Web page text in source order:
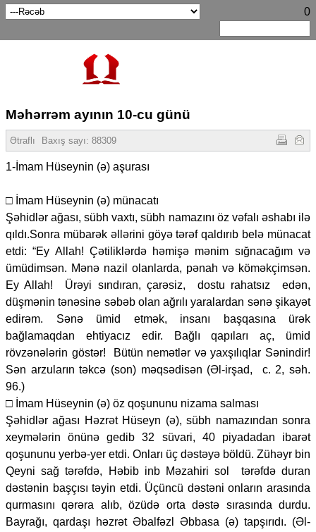
0
Məhərrəm ayının 10-cu günü
Ətraflı Baxış sayı: 88309
1-İmam Hüseynin (ə) aşurası
□ İmam Hüseynin (ə) münacatı
Şəhidlər ağası, sübh vaxtı, sübh namazını öz vəfalı əshabı ilə
qıldı.Sonra mübarək əllərini göyə tərəf qaldırıb belə münacat
etdi: “Ey Allah! Çətiliklərdə həmişə mənim sığnacağım və
ümüdimsən. Mənə nazil olanlarda, pənah və köməkçimsən.
Ey Allah! Ürəyi sındıran, çarəsiz, dostu rahatsız edən,
düşmənin tənəsinə səbəb olan ağrılı yaralardan sənə şikayət
edirəm. Sənə ümid etmək, insanı başqasına ürək
bağlamaqdan ehtiyacız edir. Bağlı qapıları aç, ümid
rövzənələrin göstər! Bütün nemətlər və yaxşılıqlar Sənindir!
Sən arzuların təkcə (son) məqsədisən (Əl-irşad, c. 2, səh.
96.)
□ İmam Hüseynin (ə) öz qoşununu nizama salması
Şəhidlər ağası Həzrət Hüseyn (ə), sübh namazından sonra
xeymələrin önünə gedib 32 süvari, 40 piyadadan ibarət
qoşununu yerbə-yer etdi. Onları üç dəstəyə böldü. Zühəyr bin
Qeyni sağ tərəfdə, Həbib inb Məzahiri sol tərəfdə duran
dəstənin başçısı təyin etdi. Üçüncü dəstəni onların arasında
qurmasını qərəra alıb, özüdə orta dəstə sırasında durdu.
Bayrağı, qardaşı həzrət Əbalfəzl Əbbasa (ə) tapşırıdı. (Əl-